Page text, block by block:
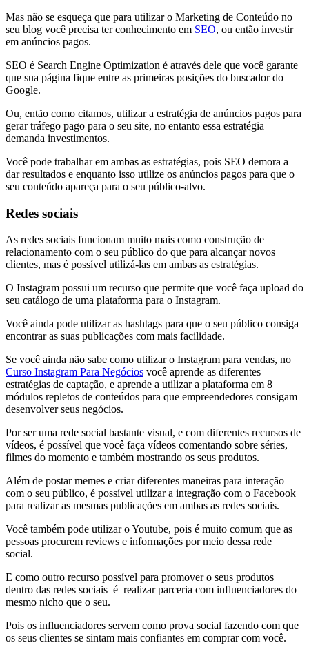
Mas não se esqueça que para utilizar o Marketing de Conteúdo no
seu blog você precisa ter conhecimento em SEO, ou então investir
em anúncios pagos.
SEO é Search Engine Optimization é através dele que você garante
que sua página fique entre as primeiras posições do buscador do
Google.
Ou, então como citamos, utilizar a estratégia de anúncios pagos para
gerar tráfego pago para o seu site, no entanto essa estratégia
demanda investimentos.
Você pode trabalhar em ambas as estratégias, pois SEO demora a
dar resultados e enquanto isso utilize os anúncios pagos para que o
seu conteúdo apareça para o seu público-alvo.
Redes sociais
As redes sociais funcionam muito mais como construção de
relacionamento com o seu público do que para alcançar novos
clientes, mas é possível utilizá-las em ambas as estratégias.
O Instagram possui um recurso que permite que você faça upload do
seu catálogo de uma plataforma para o Instagram.
Você ainda pode utilizar as hashtags para que o seu público consiga
encontrar as suas publicações com mais facilidade.
Se você ainda não sabe como utilizar o Instagram para vendas, no
Curso Instagram Para Negócios você aprende as diferentes
estratégias de captação, e aprende a utilizar a plataforma em 8
módulos repletos de conteúdos para que empreendedores consigam
desenvolver seus negócios.
Por ser uma rede social bastante visual, e com diferentes recursos de
vídeos, é possível que você faça vídeos comentando sobre séries,
filmes do momento e também mostrando os seus produtos.
Além de postar memes e criar diferentes maneiras para interação
com o seu público, é possível utilizar a integração com o Facebook
para realizar as mesmas publicações em ambas as redes sociais.
Você também pode utilizar o Youtube, pois é muito comum que as
pessoas procurem reviews e informações por meio dessa rede
social.
E como outro recurso possível para promover o seus produtos
dentro das redes sociais é realizar parceria com influenciadores do
mesmo nicho que o seu.
Pois os influenciadores servem como prova social fazendo com que
os seus clientes se sintam mais confiantes em comprar com você.